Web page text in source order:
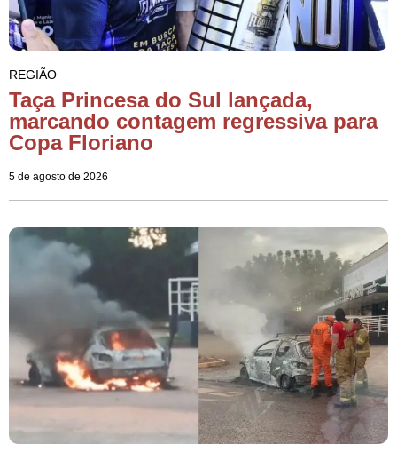
REGIÃO
Taça Princesa do Sul lançada,
marcando contagem regressiva para
Copa Floriano
5 de agosto de 2026